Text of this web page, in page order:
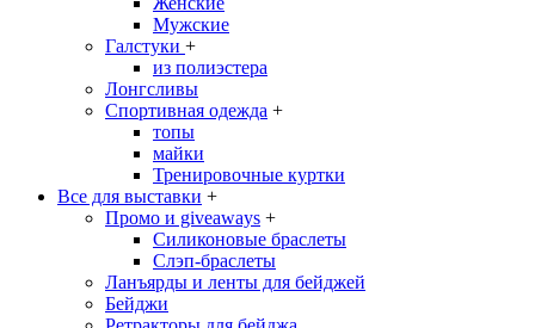
Мужские
Галстуки +
из полиэстера
Лонгсливы
Спортивная одежда +
топы
майки
Тренировочные куртки
Все для выставки +
Промо и giveaways +
Силиконовые браслеты
Cлэп-браслеты
Ланъярды и ленты для бейджей
Бейджи